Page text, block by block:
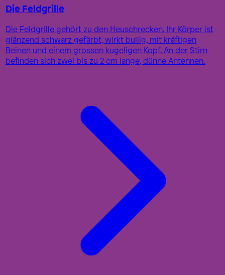
Die Feldgrille
Die Feldgrille gehört zu den Heuschrecken. Ihr Körper ist
glänzend schwarz gefärbt, wirkt bullig, mit kräftigen
Beinen und einem grossen kugeligen Kopf. An der Stirn
befinden sich zwei bis zu 2 cm lange, dünne Antennen.